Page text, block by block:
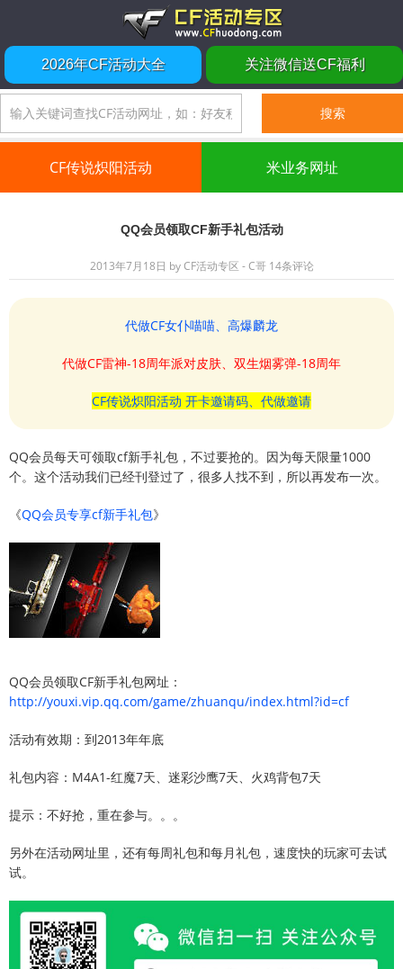
2026年CF活动大全 关注微信送CF福利
CF传说炽阳活动 米业务网址
QQ会员领取CF新手礼包活动
2013年7月18日 byCF活动专区 - C哥 14条评论
代做CF女仆喵喵、高爆麟龙
代做CF雷神-18周年派对皮肤、双生烟雾弹-18周年
CF传说炽阳活动 开卡邀请码、代做邀请
QQ会员每天可领取cf新手礼包，不过要抢的。因为每天限量1000
个。这个活动我们已经刊登过了，很多人找不到，所以再发布一次。
《QQ会员专享cf新手礼包》
QQ会员领取CF新手礼包网址：
http://youxi.vip.qq.com/game/zhuanqu/index.html?id=cf
活动有效期：到2013年年底
礼包内容：M4A1-红魔7天、迷彩沙鹰7天、火鸡背包7天
提示：不好抢，重在参与。。。
另外在活动网址里，还有每周礼包和每月礼包，速度快的玩家可去试
试。